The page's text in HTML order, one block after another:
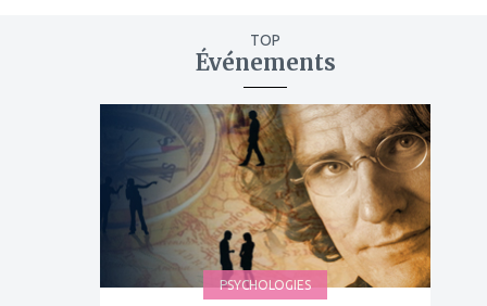
TOP
Événements
favoris
PSYCHOLOGIES